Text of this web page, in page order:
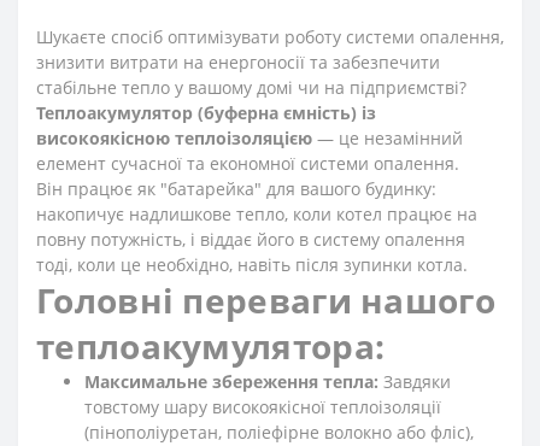
Шукаєте спосіб оптимізувати роботу системи опалення,
знизити витрати на енергоносії та забезпечити
стабільне тепло у вашому домі чи на підприємстві?
Теплоакумулятор (буферна ємність) із
високоякісною теплоізоляцією — це незамінний
елемент сучасної та економної системи опалення.
Він працює як "батарейка" для вашого будинку:
накопичує надлишкове тепло, коли котел працює на
повну потужність, і віддає його в систему опалення
тоді, коли це необхідно, навіть після зупинки котла.
Головні переваги нашого
теплоакумулятора:
Максимальне збереження тепла: Завдяки
товстому шару високоякісної теплоізоляції
(пінополіуретан, поліефірне волокно або фліс),